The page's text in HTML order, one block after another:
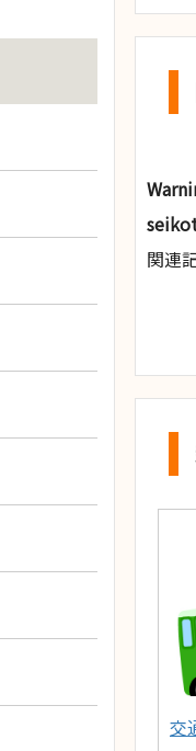
関連
交